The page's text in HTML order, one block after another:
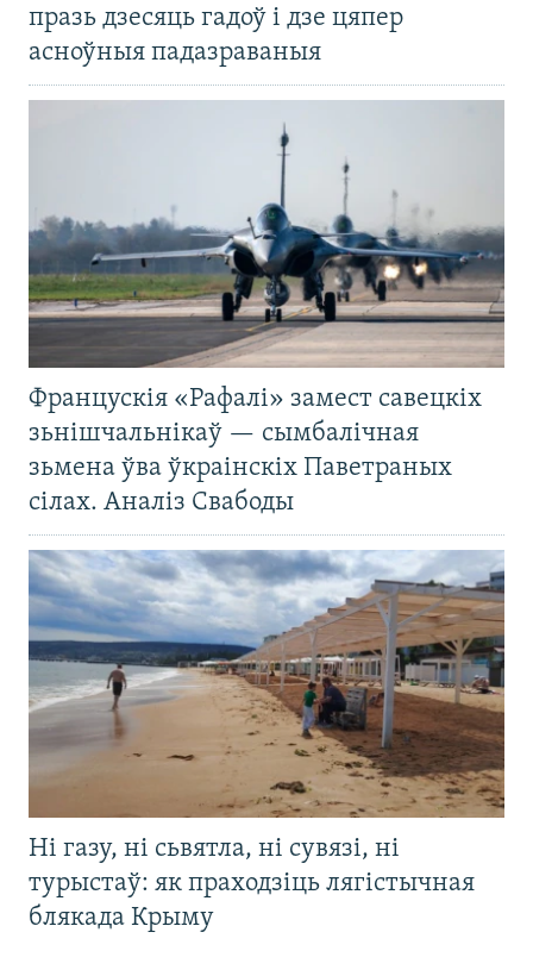
празь дзесяць гадоў і дзе цяпер
асноўныя падазраваныя
Францускія «Рафалі» замест савецкіх
зьнішчальнікаў — сымбалічная
зьмена ўва ўкраінскіх Паветраных
сілах. Аналіз Свабоды
Ні газу, ні сьвятла, ні сувязі, ні
турыстаў: як праходзіць лягістычная
блякада Крыму